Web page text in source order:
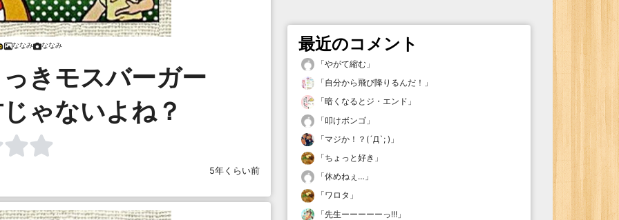
ななみ ななみ
きモスバーガー
ゃないよね？
5年くらい前
最近のコメント
「やがて縮む 」
「自分から飛び降りるんだ！ 」
「暗くなるとジ・エンド 」
「叩けボンゴ 」
「マジか！？(´Д`; ) 」
「ちょっと好き 」
「休めねぇ… 」
「ワロタ 」
「先生ーーーーーっ!!! 」